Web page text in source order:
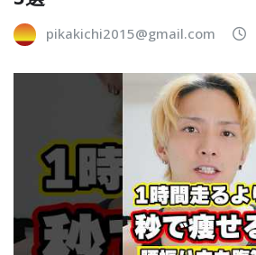
pikakichi2015@gmail.com